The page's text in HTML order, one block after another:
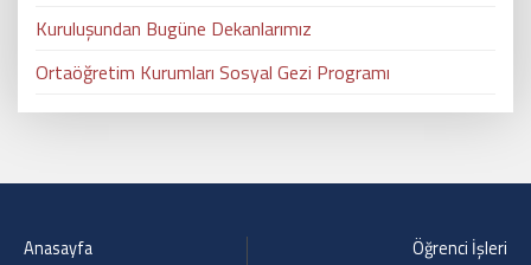
Kuruluşundan Bugüne Dekanlarımız
Ortaöğretim Kurumları Sosyal Gezi Programı
Anasayfa
Öğrenci İşleri